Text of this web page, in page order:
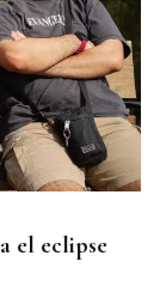
el eclipse